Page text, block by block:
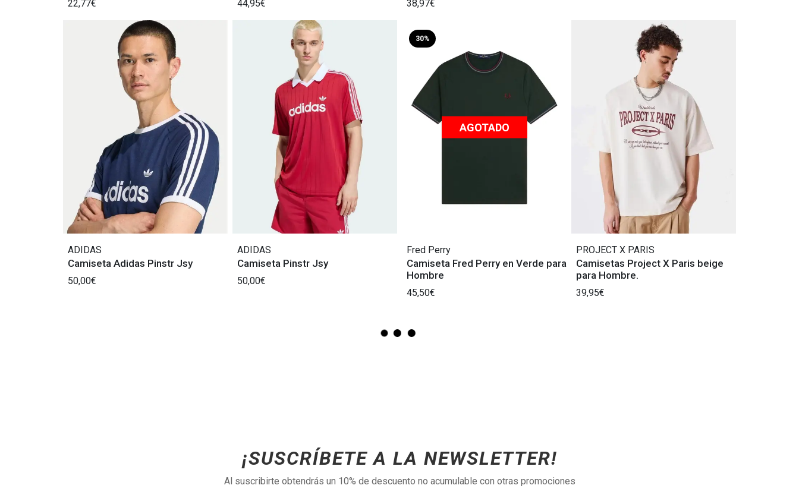
22,77€ 44,95€ 38,97€
ADIDAS
Camiseta Adidas Pinstr Jsy
50,00€
ADIDAS
Camiseta Pinstr Jsy
50,00€
30%
AGOTADO
Fred Perry
Camiseta Fred Perry en Verde para
Hombre
45,50€
PROJECT X PARIS
Camisetas Project X Paris beige
para Hombre.
39,95€
¡SUSCRÍBETE A LA NEWSLETTER!
Al suscribirte obtendrás un 10% de descuento no acumulable con otras promociones